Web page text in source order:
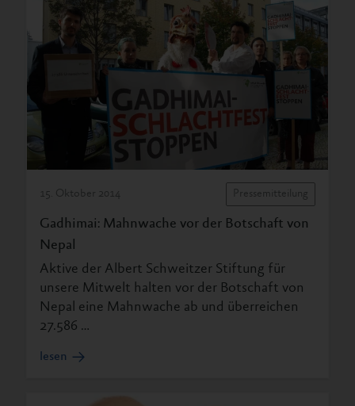
15. Oktober 2014 Pressemitteilung
Gadhimai: Mahnwache vor der Botschaft von
Nepal
Aktive der Albert Schweitzer Stiftung für
unsere Mitwelt halten vor der Botschaft von
Nepal eine Mahnwache ab und überreichen
27.586 …
lesen